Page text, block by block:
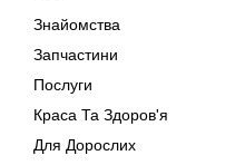
Знайомства
Запчастини
Послуги
Краса Та Здоров'я
Для Дорослих